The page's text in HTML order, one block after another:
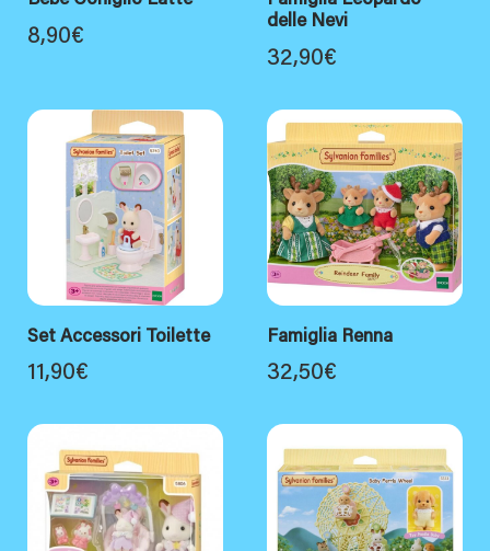
8,90€
delle Nevi
32,90€
Set Accessori Toilette
11,90€
Famiglia Renna
32,50€